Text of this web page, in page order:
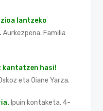
lantzeko
. Aurkezpena. Familia
kantatzen hasi!
eta Oiane Yarza.
Ipuin kontaketa. 4-